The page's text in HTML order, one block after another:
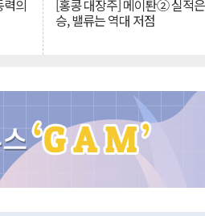
의 [홍콩 대장주] 메이퇀② 실적
승, 밸류는 역대 저점